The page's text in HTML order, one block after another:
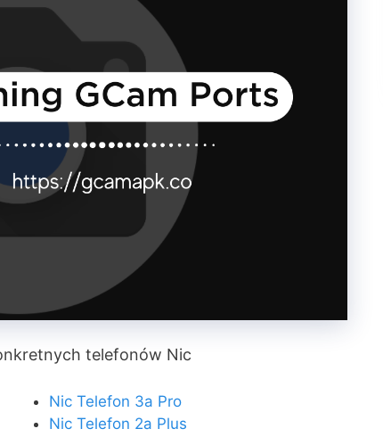
telefonów Nic
Nic Telefon 3a Pro
Nic Telefon 2a Plus